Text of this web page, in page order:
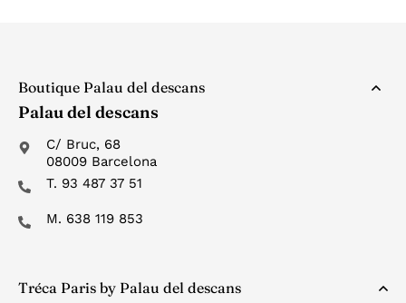
Boutique Palau del descans
Palau del descans
C/ Bruc, 68
08009 Barcelona
T. 93 487 37 51
M. 638 119 853
Tréca Paris by Palau del descans